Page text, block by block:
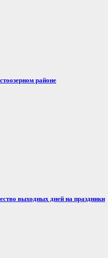
районе
выходных дней на праздники